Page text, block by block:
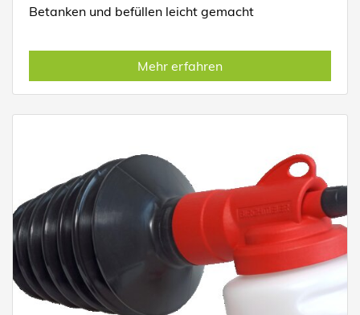
Betanken und befüllen leicht gemacht
Mehr erfahren